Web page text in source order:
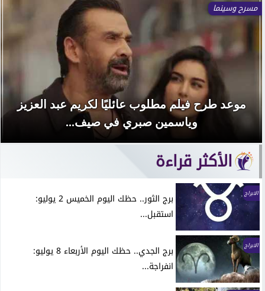
مسرح وسينما
موعد طرح فيلم مطلوب عائليًا لكريم عبد العزيز
وياسمين صبري في صيف...
الأكثر قراءة
الابراج
برج الثور.. حظك اليوم الخميس 2 يوليو:
استقبل...
الابراج
برج الجدي.. حظك اليوم الأربعاء 8 يوليو:
انفراجة...